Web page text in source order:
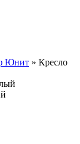
Юнит » Кресло